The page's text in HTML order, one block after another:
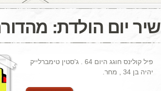
שיר יום הולדת:
פיל קולינס חוגג היום 64 . ג'סטין טימברלייק
יהיה בן 34 , מחר.